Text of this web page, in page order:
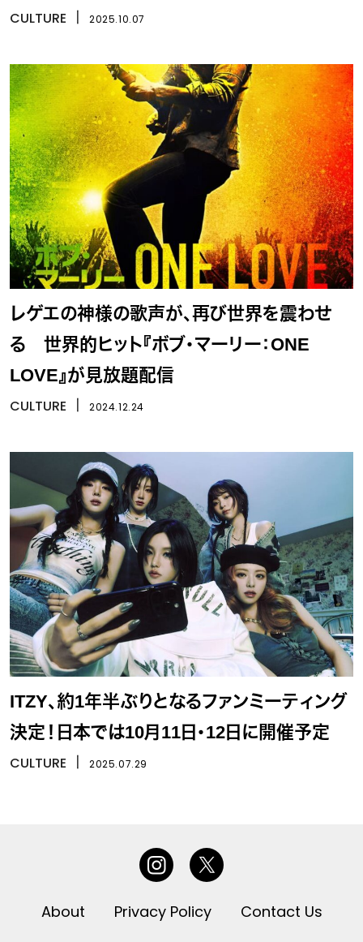
CULTURE 2025.10.07
レゲエの神様の歌声が、再び世界を震わせ
る 世界的ヒット『ボブ・マーリー：ONE
LOVE』が見放題配信
CULTURE 2024.12.24
ITZY、約1年半ぶりとなるファンミーティング
決定！日本では10月11日・12日に開催予定
CULTURE 2025.07.29
About Privacy Policy Contact Us